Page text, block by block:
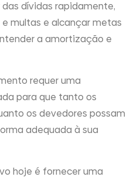
dívidas rapidamente,
multas e alcançar metas
a amortização e
requer uma
para que tanto os
os devedores possam
adequada à sua
hoje é fornecer uma